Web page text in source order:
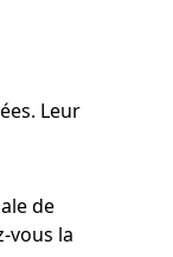
Leur
de
vous la